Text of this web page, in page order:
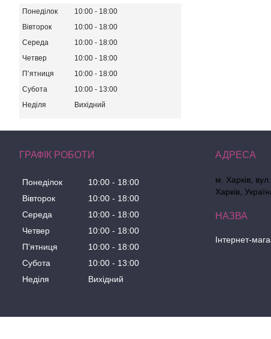
Понеділок 10:00
18:00
Вівторок
10:00
18:00
Середа
10:00
18:00
Четвер
10:00
18:00
Пʼятниця
10:00
18:00
Субота
10:00
13:00
Неділя
Вихідний
ГРАФІК РОБОТИ
Понеділок 10:00
18:00
Вівторок
10:00
18:00
Середа
10:00
18:00
Четвер
10:00
18:00
Пʼятниця
10:00
18:00
Субота
10:00
13:00
Неділя
Вихідний
м. Харків,
Харків,
Інтернет-